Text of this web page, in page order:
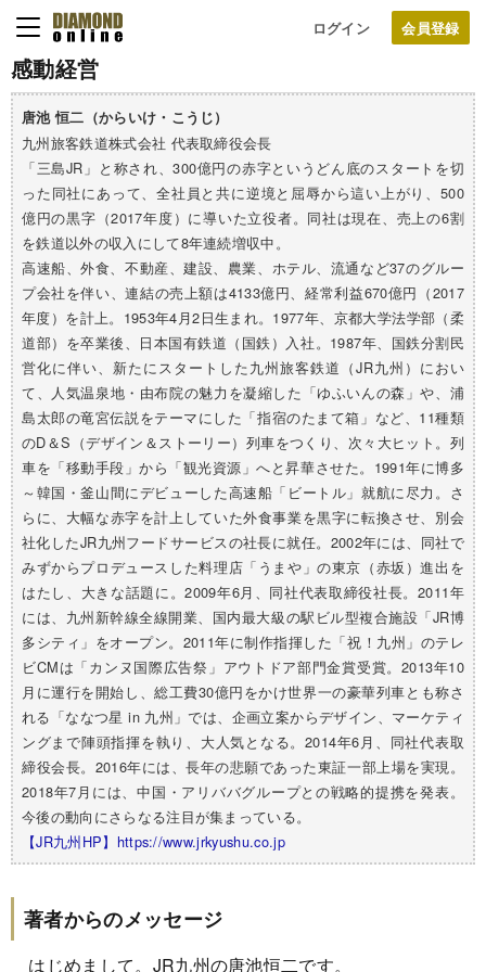
ログイン
感動経営
唐池 恒二（からいけ・こうじ）
九州旅客鉄道株式会社 代表取締役会長
「三島JR」と称され、300億円の赤字というどん底のスタートを切
った同社にあって、全社員と共に逆境と屈辱から這い上がり、500
億円の黒字（2017年度）に導いた立役者。同社は現在、売上の6割
を鉄道以外の収入にして8年連続増収中。
高速船、外食、不動産、建設、農業、ホテル、流通など37のグルー
プ会社を伴い、連結の売上額は4133億円、経常利益670億円（2017
年度）を計上。1953年4月2日生まれ。1977年、京都大学法学部（柔
道部）を卒業後、日本国有鉄道（国鉄）入社。1987年、国鉄分割民
営化に伴い、新たにスタートした九州旅客鉄道（JR九州）におい
て、人気温泉地・由布院の魅力を凝縮した「ゆふいんの森」や、浦
島太郎の竜宮伝説をテーマにした「指宿のたまて箱」など、11種類
のD＆S（デザイン＆ストーリー）列車をつくり、次々大ヒット。列
車を「移動手段」から「観光資源」へと昇華させた。1991年に博多
～韓国・釜山間にデビューした高速船「ビートル」就航に尽力。さ
らに、大幅な赤字を計上していた外食事業を黒字に転換させ、別会
社化したJR九州フードサービスの社長に就任。2002年には、同社で
みずからプロデュースした料理店「うまや」の東京（赤坂）進出を
はたし、大きな話題に。2009年6月、同社代表取締役社長。2011年
には、九州新幹線全線開業、国内最大級の駅ビル型複合施設「JR博
多シティ」をオープン。2011年に制作指揮した「祝！九州」のテレ
ビCMは「カンヌ国際広告祭」アウトドア部門金賞受賞。2013年10
月に運行を開始し、総工費30億円をかけ世界一の豪華列車とも称さ
れる「ななつ星 in 九州」では、企画立案からデザイン、マーケティ
ングまで陣頭指揮を執り、大人気となる。2014年6月、同社代表取
締役会長。2016年には、長年の悲願であった東証一部上場を実現。
2018年7月には、中国・アリババグループとの戦略的提携を発表。
今後の動向にさらなる注目が集まっている。
【JR九州HP】https://www.jrkyushu.co.jp
著者からのメッセージ
はじめまして。JR九州の唐池恒二です。